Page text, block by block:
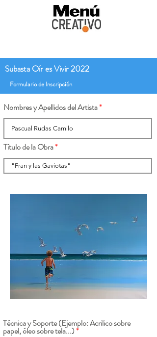
Subasta Oír es Vivir 2022
Formulario de Inscripción
Nombres y Apellidos del Artista
Título de la Obra
Técnica y Soporte (Ejemplo: Acrilico sobre
papel, óleo sobre tela...)